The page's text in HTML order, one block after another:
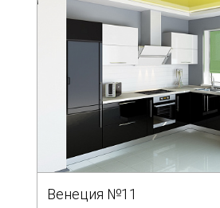
Венеция №11